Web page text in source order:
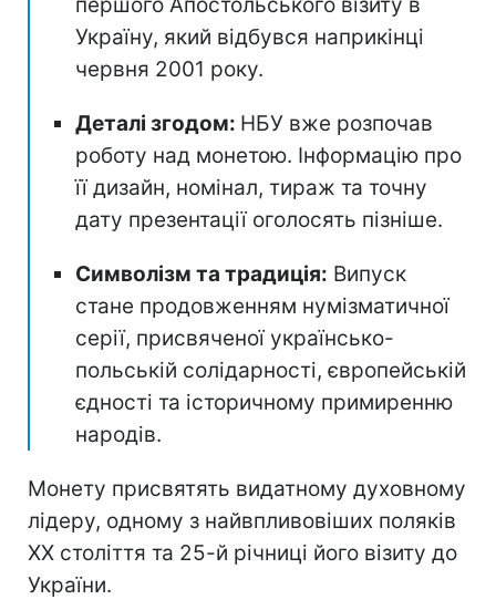
Україну, який відбувся наприкінці
червня 2001 року.
Деталі згодом: НБУ вже розпочав
роботу над монетою. Інформацію про
її дизайн, номінал, тираж та точну
дату презентації оголосять пізніше.
Символізм та традиція: Випуск
стане продовженням нумізматичної
серії, присвяченої українсько-
польській солідарності, європейській
єдності та історичному примиренню
народів.
Монету присвятять видатному духовному
лідеру, одному з найвпливовіших поляків
ХХ століття та 25-й річниці його візиту до
України.